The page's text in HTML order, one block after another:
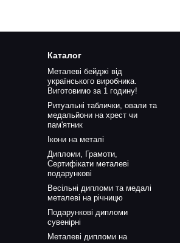
Каталог
Металеві бейджі від
українського виробника.
Виготовимо за 1 годину!
Ритуальні таблички, овали та
медальйони на хрест чи
пам'ятник
Ікони на металі
Дипломи, Грамоти,
Сертифікати металеві
подарункові
Весільні дипломи та медалі
металеві на річницю
Подарункові дипломи
сувенірні
Металеві дипломи на